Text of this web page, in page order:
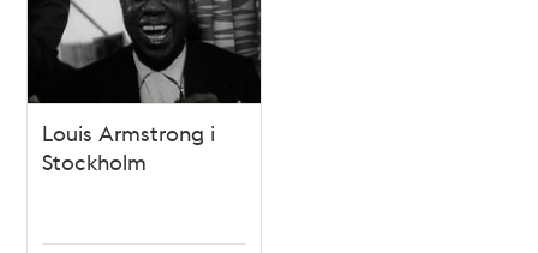
teman
Louis Armstrong i
Stockholm